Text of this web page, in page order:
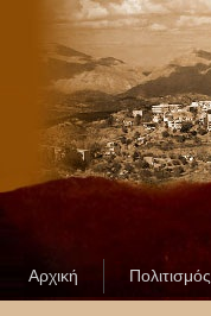
Αρχική Πολιτισμός